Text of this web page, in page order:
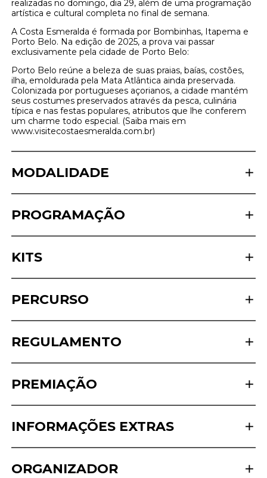
realizadas no domingo, dia 29, além de uma programação
artística e cultural completa no final de semana.
A Costa Esmeralda é formada por Bombinhas, Itapema e
Porto Belo. Na edição de 2025, a prova vai passar
exclusivamente pela cidade de Porto Belo:
Porto Belo reúne a beleza de suas praias, baías, costões,
ilha, emoldurada pela Mata Atlântica ainda preservada.
Colonizada por portugueses açorianos, a cidade mantém
seus costumes preservados através da pesca, culinária
típica e nas festas populares, atributos que lhe conferem
um charme todo especial. (Saiba mais em
www.visitecostaesmeralda.com.br)
MODALIDADE
PROGRAMAÇÃO
KITS
PERCURSO
REGULAMENTO
PREMIAÇÃO
INFORMAÇÕES EXTRAS
ORGANIZADOR